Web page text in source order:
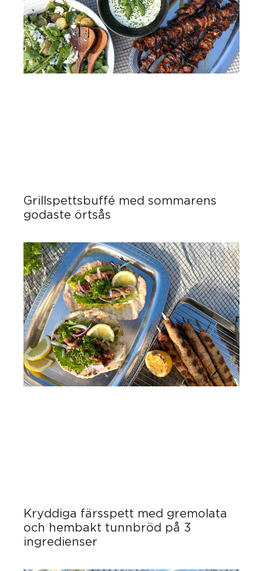
Grillspettsbuffé med sommarens
godaste örtsås
Kryddiga färsspett med gremolata
och hembakt tunnbröd på 3
ingredienser